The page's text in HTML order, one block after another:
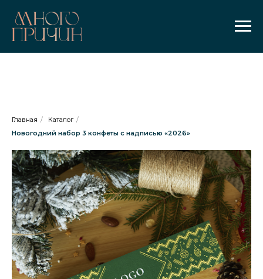
Главная / Каталог /
Новогодний набор 3 конфеты с надписью «2026»